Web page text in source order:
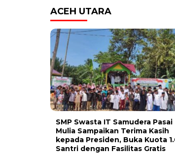
ACEH UTARA
SMP Swasta IT Samudera Pasai
Mulia Sampaikan Terima Kasih
kepada Presiden, Buka Kuota
Santri dengan Fasilitas Gratis